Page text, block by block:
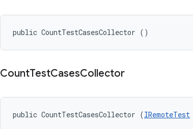
public CountTestCasesCollector ()
CountTestCasesCollector
public CountTestCasesCollector (IRemoteTest